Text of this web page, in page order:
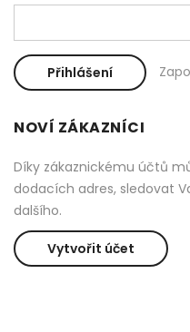
Přihlášení
NOVÍ ZÁKAZNÍCI
Díky zákaznickému účtů
dodacích adres, sledovat
dalšího.
Vytvořit účet